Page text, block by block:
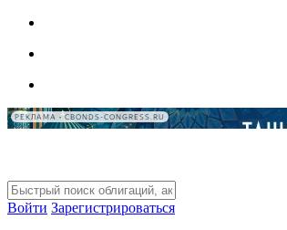
РЕКЛАМА • CBONDS-CONGRESS.RU
Войти Зарегистрироваться